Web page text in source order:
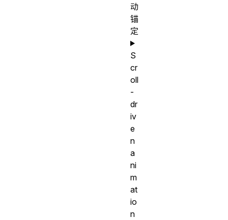
动
锚
定
S
cr
oll
-
dr
iv
e
n
a
ni
m
at
io
n